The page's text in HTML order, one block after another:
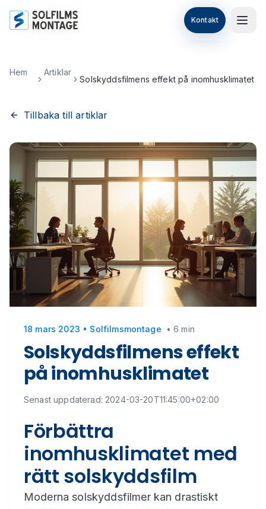
Kontakt
Kontakt
Hem Artiklar
Solskyddsfilmens effekt på inomhusklimatet
Tillbaka till artiklar
18 mars 2023 • Solfilmsmontage •6 min
Solskyddsfilmens effekt
på inomhusklimatet
Senast uppdaterad: 2024-03-20T11:45:00+02:00
Förbättra
inomhusklimatet med
rätt solskyddsfilm
Moderna solskyddsfilmer kan drastiskt